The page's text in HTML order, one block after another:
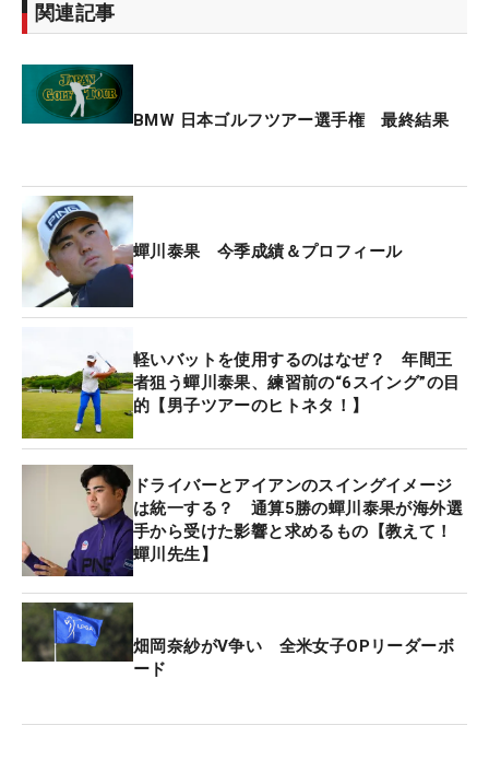
終了後の練習で手ごたえをつかみ、急きょ調整し
その効果は数字にも表れた。ドライビングディスタ
（5位タイ）だったが、最終日は324.28ヤードの4
位。4日間で最も飛ばし、長い宍戸のセッティング
に対応した。
それでも「もう少し伸ばしたかった」というのが本
音。難易度の高い宍戸は、アウトの1番から6番がス
コアメークの鍵となる。この日はその6ホールをボ
ギーなしの3バーディと攻略。しかし、8番は「しょ
うがないボギー」に。さらに15番パー5ではティシ
ョットを左隣の17番へ曲げ、そこから同ホールのフ
ェアウェイにレイアップし、3番ウッドで戻したが4
オン2パットのボギーを叩いてしまった。
ック。17番は2メートルにつけながらも決めきれず
パーとなり、最終18番で約4メートルのチャンスを
逃すと悔しそうに天を仰いだ。「きょうはもったい
関連記事
BMW 日本ゴルフツアー選手権 最終結果
蟬川泰果 今季成績＆プロフィール
軽いバットを使用するのはなぜ？ 年間王
者狙う蟬川泰果、練習前の“6スイング”の目
的【男子ツアーのヒトネタ！】
ドライバーとアイアンのスイングイメージ
は統一する？ 通算5勝の蟬川泰果が海外選
手から受けた影響と求めるもの【教えて！
蟬川先生】
畑岡奈紗がV争い 全米女子OPリーダーボ
ード